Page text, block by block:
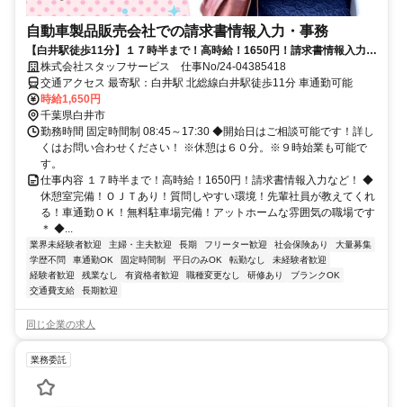
自動車製品販売会社での請求書情報入力・事務
【白井駅徒歩11分】１７時半まで！高時給！1650円！請求書情報入力な
ど！株式会社スタッフサービス 仕事No/24-04385418
交通アクセス 最寄駅：白井駅 北総線白井駅徒歩11分 車通勤可能
時給1,650円
千葉県白井市
勤務時間 固定時間制 08:45～17:30 ◆開始日はご相談可能です！詳し
くはお問い合わせください！ ※休憩は６０分。※９時始業も可能で
す。
仕事内容 １７時半まで！高時給！1650円！請求書情報入力など！ ◆
休憩室完備！ＯＪＴあり！質問しやすい環境！先輩社員が教えてくれ
る！車通勤ＯＫ！無料駐車場完備！アットホームな雰囲気の職場です
＊ ◆...
業界未経験者歓迎 主婦・主夫歓迎 長期 フリーター歓迎 社会保険あり
大量募集
学歴不問
車通勤OK 固定時間制 平日のみOK 転勤なし
未経験者歓迎
経験者歓迎
残業なし 有資格者歓迎 職種変更なし 研修あり
ブランクOK
交通費支給
長期歓迎
同じ企業の求人
業務委託